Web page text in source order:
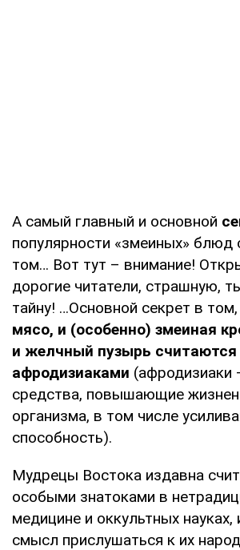
А самый главный и основной
популярности «змеиных» блюд
том… Вот тут – внимание!
дорогие читатели, страшную,
тайну! …Основной секрет в
мясо, и (особенно) змеиная
и желчный пузырь
афродизиаками (афродизиаки
средства, повышающие
организма, в том числе
способность).
Мудрецы Востока издавна
особыми знатоками в
медицине и оккультных науках,
смысл прислушаться к их